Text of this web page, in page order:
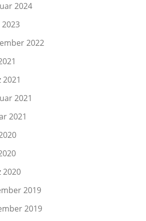
2024
2022
2021
2021
2021
2020
2019
2019